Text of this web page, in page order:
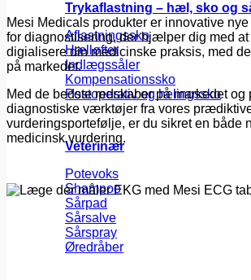
Trykaflastning – hæl, sko og
Aflastningssko
Hælløfter
Indlægssåler
Kompensationssko
Postoperativ og helingssko
Veterinær
Potevoks
Shampoo
Sårpad
Sårsalve
Sårspray
Øredråber
Mesi Medicals produkter er innovative
for diagnostisering, der hjælper dig med at
digialisere din medicinske praksis, med
på markedet.
Med de bedste redskaber på markedet og
diagnostiske værktøjer fra vores
vurderingsportefølje, er du sikret en både
medicinsk vurdering.